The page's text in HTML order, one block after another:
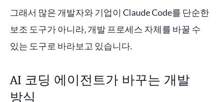
그래서 많은 개발자와 기업이 Claude Code를 단순한
보조 도구가 아니라, 개발 프로세스 자체를 바꿀 수
있는 도구로 바라보고 있습니다.
AI 코딩 에이전트가 바꾸는 개발
방식